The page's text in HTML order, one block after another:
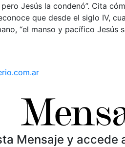
Jesús la condenó”. Cita
que desde el siglo IV,
“el manso y pacífico Jesús
Mensaje y